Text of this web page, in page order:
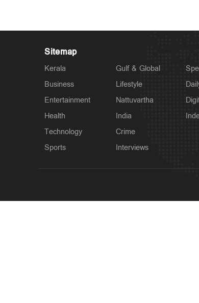
Sitemap
Kerala
Business
Entertainment
Health
Technology
Sports
Gulf & Global
Lifestyle
Nattuvartha
India
Crime
Interviews